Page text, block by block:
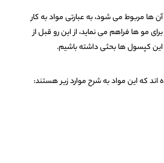
مربوط می شود، به عبارتی مواد به کار
مو ها فراهم می نماید، از این رو قبل از
این کپسول ها بحثی داشته باشیم.